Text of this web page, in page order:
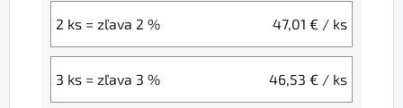
2 ks = zľava 2 % 47,01 € / ks
3 ks = zľava 3 % 46,53 € / ks